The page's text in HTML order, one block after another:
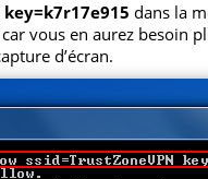
dans la
vous en aurez besoin
d’écran.